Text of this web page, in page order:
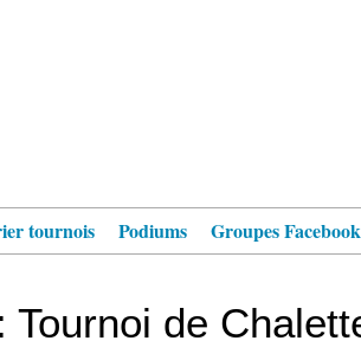
tournois Podiums Groupes Facebook
Tournoi de